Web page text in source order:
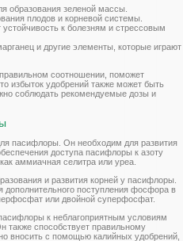
образования зеленой массы.
плодов и корневой системы.
к болезням и стрессовым
и другие элементы, которые играют
соотношении, поможет
избыток удобрений также может быть
соблюдать рекомендуемые дозы и
пасифлоры. Он необходим для развития
доступа пасифлоры к азоту
аммиачная селитра или уреа.
и развития корней у пасифлоры.
дополнительного поступления фосфора в
или двойной суперфосфат.
к неблагоприятным условиям
также способствует правильному
вносить с помощью калийных удобрений,